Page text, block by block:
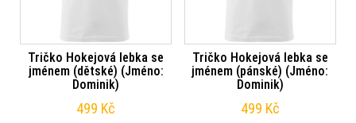
Tričko Hokejová lebka se
jménem (dětské) (Jméno:
Dominik)
499 Kč
Tričko Hokejová lebka se
jménem (pánské) (Jméno:
Dominik)
499 Kč